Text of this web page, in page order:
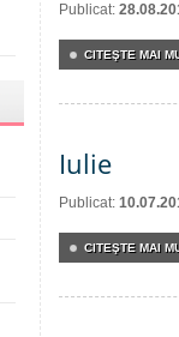
Publicat:
CITEŞTE MAI
Iulie
Publicat:
CITEŞTE MAI